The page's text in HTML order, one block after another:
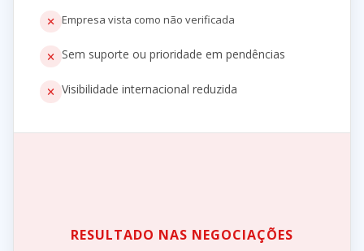
Empresa vista como não verificada
Sem suporte ou prioridade em pendências
Visibilidade internacional reduzida
RESULTADO NAS NEGOCIAÇÕES